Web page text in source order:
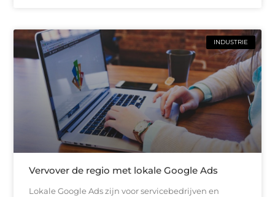
INDUSTRIE
Vervover de regio met lokale Google Ads
Lokale Google Ads zijn voor servicebedrijven en